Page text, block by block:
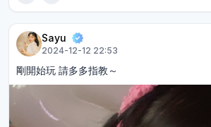
Sayu
2024-12-12 22:53
剛開始玩 請多多指教～